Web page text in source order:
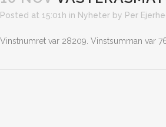
Posted at 15:01h in Nyheter by Per
Vinstnumret var 28209. Vinstsumman var